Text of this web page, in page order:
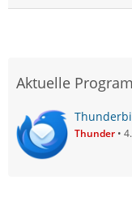
Aktuelle
Thunder